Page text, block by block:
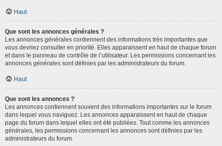
Haut
Que sont les annonces générales ?
Les annonces générales contiennent des informations très importantes que
vous devriez consulter en priorité. Elles apparaissent en haut de chaque forum
et dans le panneau de contrôle de l’utilisateur. Les permissions concernant les
annonces générales sont définies par les administrateurs du forum.
Haut
Que sont les annonces ?
Les annonces contiennent souvent des informations importantes sur le forum
dans lequel vous naviguez. Les annonces apparaissent en haut de chaque
page du forum dans lequel elles ont été publiées. Tout comme les annonces
générales, les permissions concernant les annonces sont définies par les
administrateurs du forum.